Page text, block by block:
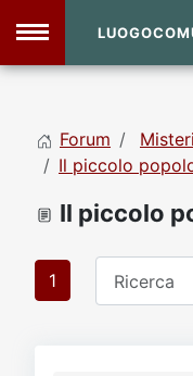
Home
DVD Shop
Forum Misteri
Il piccolo
Il piccolo
1